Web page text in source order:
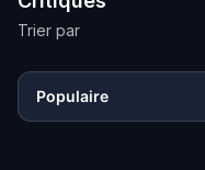
Trier par
Populaire